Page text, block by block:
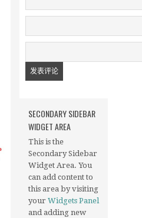
SECONDARY SIDEBAR
WIDGET AREA
This is the
Secondary Sidebar
Widget Area. You
can add content to
this area by visiting
your Widgets Panel
and adding new